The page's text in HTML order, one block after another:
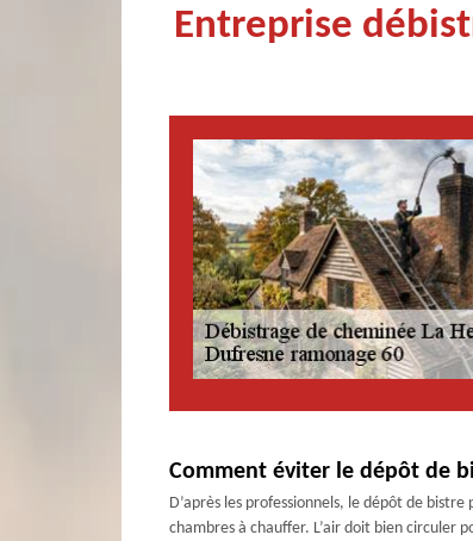
Entreprise
Comment éviter le dépôt de
D’après les professionnels, le dépôt de
chambres à chauffer. L’air doit bien circuler